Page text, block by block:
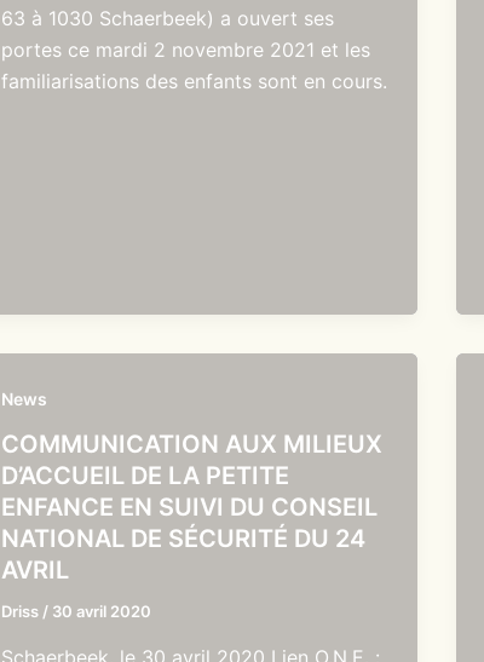
63 à 1030 Schaerbeek) a ouvert ses
portes ce mardi 2 novembre 2021 et les
familiarisations des enfants sont en cours.
News
COMMUNICATION AUX MILIEUX
D’ACCUEIL DE LA PETITE
ENFANCE EN SUIVI DU CONSEIL
NATIONAL DE SÉCURITÉ DU 24
AVRIL
Driss / 30 avril 2020
Schaerbeek, le 30 avril 2020 Lien O.N.E. :